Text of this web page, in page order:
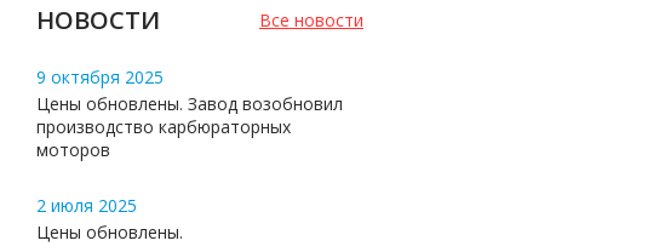
Все новости
НОВОСТИ
9 октября 2025
Цены обновлены. Завод возобновил
производство карбюраторных
моторов
2 июля 2025
Цены обновлены.